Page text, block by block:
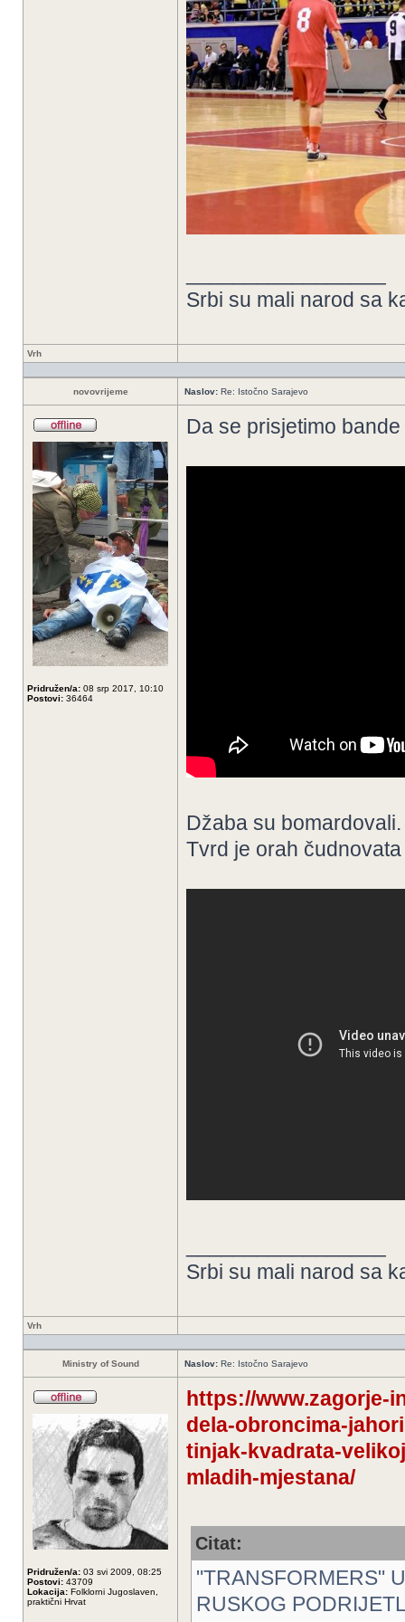
Srbi su mali narod sa
Vrh
novovrijeme Naslov: Re: Istočno Sarajevo
Pridružen/a: 08 srp 2017, 10:10
Postovi: 36464
Da se prisjetimo
Džaba su bomardovali.
Tvrd je orah
Srbi su mali narod sa
Vrh
Ministry of Sound Naslov: Re: Istočno Sarajevo
Pridružen/a: 03 svi 2009, 08:25
Postovi: 43709
Lokacija: Folklorni Jugoslaven,
praktični Hrvat
https://www.zagorje-
dela-obroncima-
tinjak-kvadrata-
mladih-mjestana/
Citat:
"TRANSFORMERS"
RUSKOG